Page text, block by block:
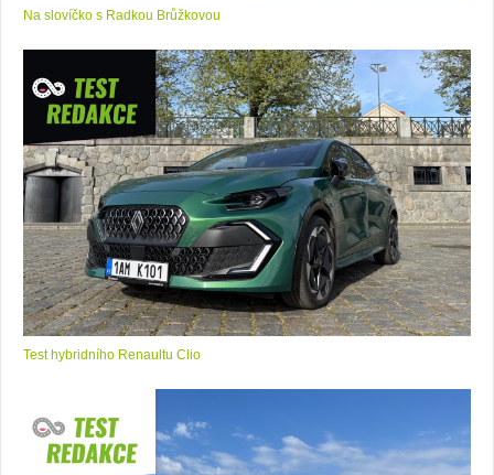
Na slovíčko s Radkou Brůžkovou
Test hybridního Renaultu Clio